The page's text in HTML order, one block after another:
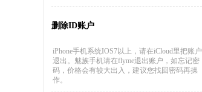
删除ID账户
iPhone手机系统IOS7以上，请在iCloud里把账户
退出。魅族手机请在flyme退出账户，如忘记密
码，价格会有较大出入，建议您找回密码再操
作。